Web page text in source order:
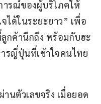
ารณ์ของผู้บริโภคให้
ด้ในระยะยาว” เพื่อ
กค้านึกถึง พร้อมกับฮะ
รญี่ปุ่นที่เข้าใจคนไทย
นตัวเลขจริง เมื่อยอด